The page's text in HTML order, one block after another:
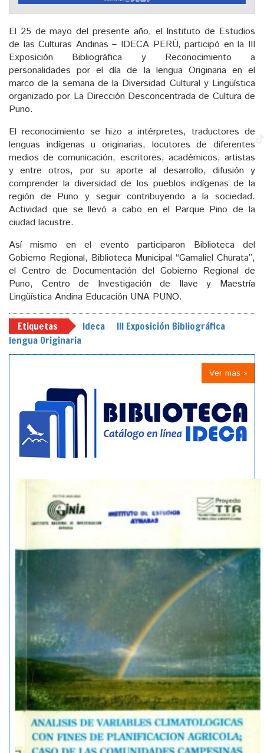
El 25 de mayo del presente año, el Instituto de Estudios
de las Culturas Andinas – IDECA PERÚ, participó en la III
Exposición Bibliográfica y Reconocimiento a
personalidades por el día de la lengua Originaria en el
marco de la semana de la Diversidad Cultural y Lingüística
organizado por La Dirección Desconcentrada de Cultura de
Puno.
El reconocimiento se hizo a intérpretes, traductores de
lenguas indígenas u originarias, locutores de diferentes
medios de comunicación, escritores, académicos, artistas
y entre otros, por su aporte al desarrollo, difusión y
comprender la diversidad de los pueblos indígenas de la
región de Puno y seguir contribuyendo a la sociedad.
Actividad que se llevó a cabo en el Parque Pino de la
ciudad lacustre.
Así mismo en el evento participaron Biblioteca del
Gobierno Regional, Biblioteca Municipal “Gamaliel Churata”,
el Centro de Documentación del Gobierno Regional de
Puno, Centro de Investigación de Ilave y Maestría
Lingüística Andina Educación UNA PUNO.
Etiquetas Ideca
III Exposición Bibliográfica
lengua Originaria
Ver mas »